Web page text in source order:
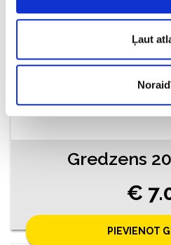
Ļaut
Gredzens
€
PIEVIENOT